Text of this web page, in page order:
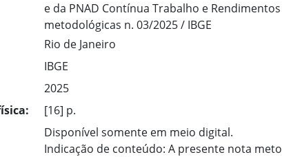
e da PNAD Contínua Trabalho e
metodológicas n. 03/2025 / IBGE
Rio de Janeiro
IBGE
2025
[16] p.
Disponível somente em meio digital.
Indicação de conteúdo: A presente nota